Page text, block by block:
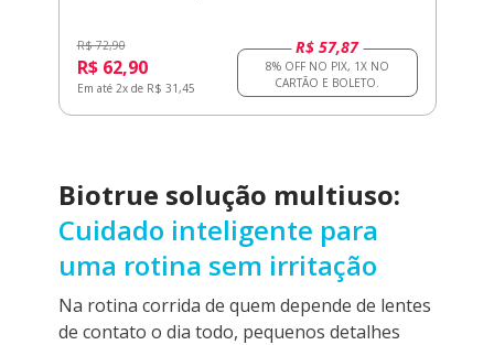
R$ 72,90
R$ 62,90
Em até 2x de R$ 31,45
R$ 57,87
Biotrue solução multiuso:
Cuidado inteligente para
uma rotina sem irritação
Na rotina corrida de quem depende de lentes
de contato o dia todo, pequenos detalhes